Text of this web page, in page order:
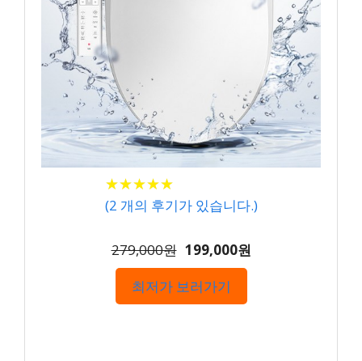
★★★★★
★★★★★
(2 개의 후기가 있습니다.)
279,000원 199,000원
최저가 보러가기